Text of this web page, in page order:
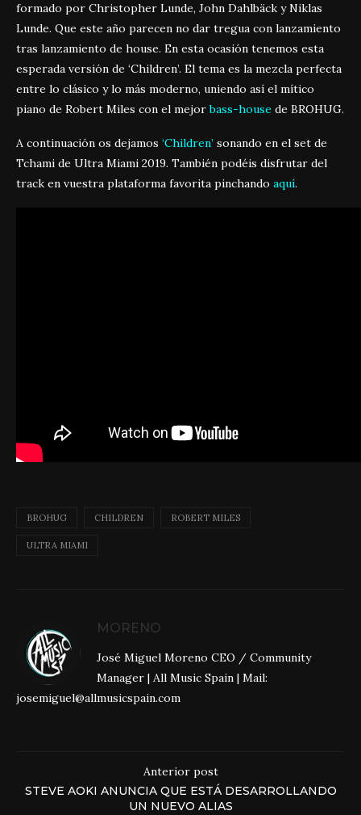
formado por Christopher Lunde, John Dahlbäck y Niklas
Lunde. Que este año parecen no dar tregua con lanzamiento
tras lanzamiento de house. En esta ocasión tenemos esta
esperada versión de ‘Children’. El tema es la mezcla perfecta
entre lo clásico y lo más moderno, uniendo así el mítico
piano de Robert Miles con el mejorbass-house de BROHUG.
A continuación os dejamos ‘Children’ sonando en el set de
Tchami de Ultra Miami 2019. También podéis disfrutar del
track en vuestra plataforma favorita pinchando aquí.
BROHUG CHILDREN ROBERT MILES
ULTRA MIAMI
MORENO
José Miguel Moreno CEO / Community
Manager | All Music Spain | Mail:
josemiguel@allmusicspain.com
Anterior post
STEVE AOKI ANUNCIA QUE ESTÁ DESARROLLANDO
UN NUEVO ALIAS